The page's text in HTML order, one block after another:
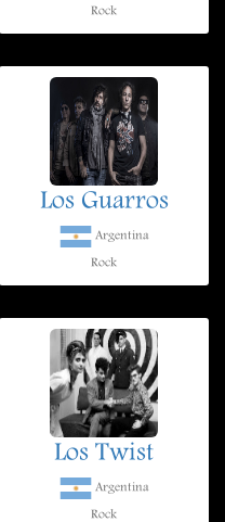
Rock
Los Guarros
Argentina
Rock
Los Twist
Argentina
Rock